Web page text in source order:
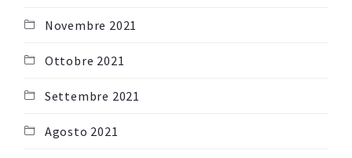
Novembre 2021
Ottobre 2021
Settembre 2021
Agosto 2021